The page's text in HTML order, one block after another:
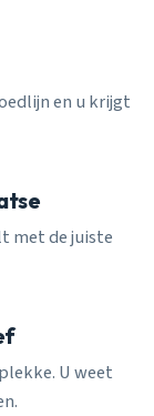
en u krijgt
met de juiste
U weet